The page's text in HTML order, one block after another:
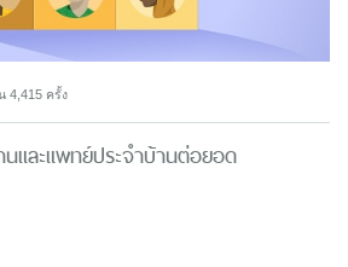
4,415 ครั้ง
และแพทย์ประจำบ้านต่อยอด